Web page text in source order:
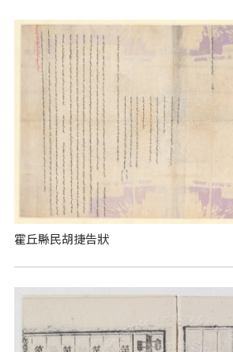
霍丘縣民胡捷告狀